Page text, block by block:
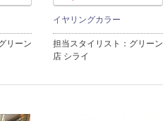
リーン
イヤリングカラー
担当スタイリスト：グリーン
店 シライ